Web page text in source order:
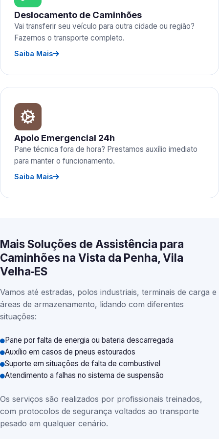
Deslocamento de Caminhões
Vai transferir seu veículo para outra cidade ou região?
Fazemos o transporte completo.
Saiba Mais
Apoio Emergencial 24h
Pane técnica fora de hora? Prestamos auxílio imediato
para manter o funcionamento.
Saiba Mais
Mais Soluções de Assistência para
Caminhões na Vista da Penha, Vila
Velha‑ES
Vamos até estradas, polos industriais, terminais de carga e
áreas de armazenamento, lidando com diferentes
situações:
Pane por falta de energia ou bateria descarregada
Auxílio em casos de pneus estourados
Suporte em situações de falta de combustível
Atendimento a falhas no sistema de suspensão
Os serviços são realizados por profissionais treinados,
com protocolos de segurança voltados ao transporte
pesado em qualquer cenário.